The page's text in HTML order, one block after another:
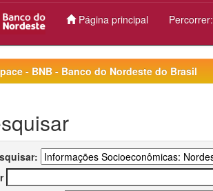
Página principal Percorrer:
- BNB - Banco do Nordeste do Brasil